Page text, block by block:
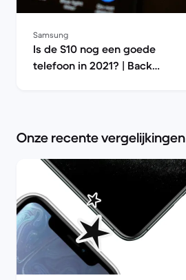
Samsung
Is de S10 nog een goede
telefoon in 2021? | Back
Onze recente vergelijkingen